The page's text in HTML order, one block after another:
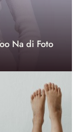
Na di Foto